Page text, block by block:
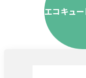
エコキュ